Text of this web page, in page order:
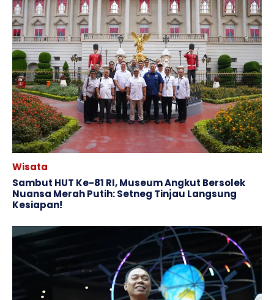
Wisata
Sambut HUT Ke-81 RI, Museum Angkut Bersolek
Nuansa Merah Putih: Setneg Tinjau Langsung
Kesiapan!